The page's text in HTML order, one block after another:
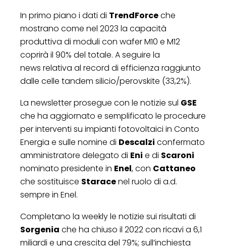
In primo piano i dati di TrendForceche
mostrano come nel 2023 la capacità
produttiva di moduli con wafer M10 e M12
coprirà il 90% del totale. A seguire la
news relativa al record di efficienza raggiunto
dalle celle tandem silicio/perovskite (33,2%).
La newsletter prosegue con le notizie sul GSE
che ha aggiornato e semplificato le procedure
per interventi su impianti fotovoltaici in Conto
Energia e sulle nomine di Descalzi confermato
amministratore delegato di Eni e di Scaroni
nominato presidente in Enel, con Cattaneo
che sostituisce Staracenel ruolo di a.d.
sempre in Enel.
Completano la weekly le notizie sui risultati di
Sorgenia che ha chiuso il 2022 con ricavi a 6,1
miliardi e una crescita del 79%; sull’inchiesta